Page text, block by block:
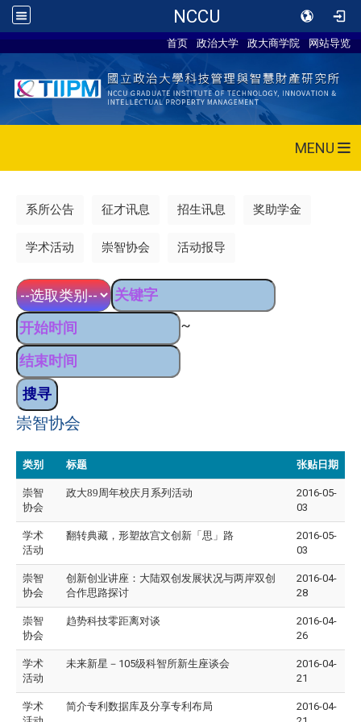
NCCU
首页 政治大学 政大商学院 网站导览
MENU
系所公告 征才讯息 招生讯息 奖助学金
学术活动 崇智协会 活动报导
~
崇智协会
类别 标题 张贴日期
崇智
协会
政大89周年校庆月系列活动
2016-05-
03
学术
活动
翻转典藏，形塑故宫文创新「思」路
2016-05-
03
崇智
协会
创新创业讲座：大陆双创发展状况与两岸双创
合作思路探讨
2016-04-
28
崇智
协会
趋势科技零距离对谈
2016-04-
26
学术
活动
未来新星－105级科智所新生座谈会
2016-04-
21
学术
简介专利数据库及分享专利布局
2016-04-